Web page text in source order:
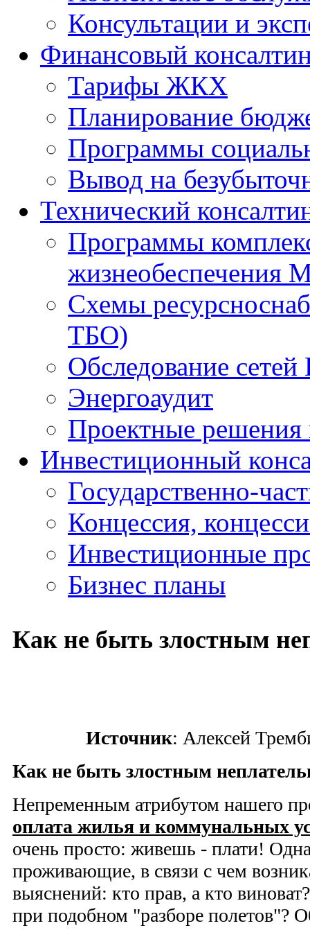
Консультации и
Финансовый
Тарифы ЖКХ
Планирование
Программы
Вывод на
Технический
Программы
жизнеобеспечения
Схемы
ТБО)
Обследование
Энергоаудит
Проектные решения
Инвестиционный
Государственно-
Концессия,
Инвестиционные
Бизнес планы
Как не быть злостным
Источник: Алексей
Как не быть злостным
Непременным атрибутом нашего
оплата жилья и коммунальных
очень просто: живешь - плати!
проживающие, в связи с чем
выяснений: кто прав, а кто
при подобном "разборе полетов"?